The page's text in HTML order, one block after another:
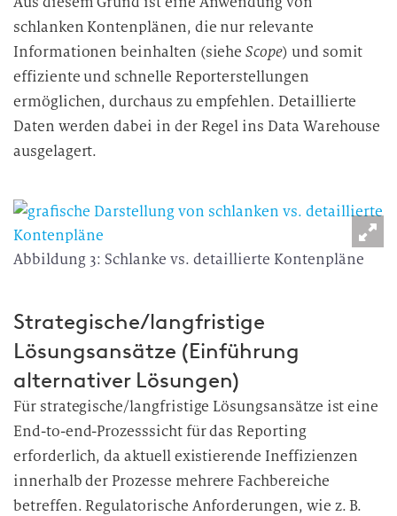
schlanken Kontenplänen, die nur relevante
Informationen beinhalten (sieheScope) und somit
effiziente und schnelle Reporterstellungen
ermöglichen, durchaus zu empfehlen. Detaillierte
Daten werden dabei in der Regel ins Data Warehouse
ausgelagert.
Abbildung 3: Schlanke vs. detaillierte Kontenpläne
Strategische/langfristige
Lösungsansätze (Einführung
alternativer Lösungen)
Für strategische/langfristige Lösungsansätze ist eine
End-to-end-Prozesssicht für das Reporting
erforderlich, da aktuell existierende Ineffizienzen
innerhalb der Prozesse mehrere Fachbereiche
betreffen. Regulatorische Anforderungen, wie z. B.